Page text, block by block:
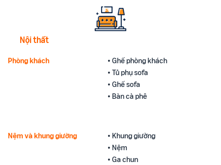
Nội thất
Phòng khách
• Ghế phòng khách
• Tủ phụ sofa
• Ghế sofa
• Bàn cà phê
Nệm và khung giường
• Khung giường
• Nệm
• Ga chun